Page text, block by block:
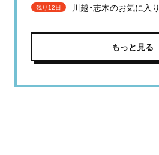
残り12日 川越・志木のお気に入り
もっと見る